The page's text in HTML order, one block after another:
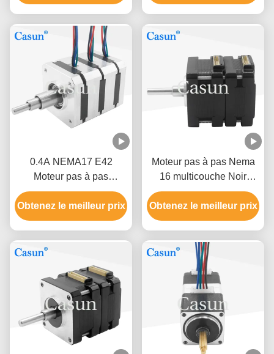
médicale
0.4A NEMA17 E42
Moteur pas à pas
bipolaire sérieux pour
équipement
d'automatisation
Obtenez le meilleur prix
Moteur pas à pas Nema
16 multicouche Noir
Couleur pour appareil
médical Certifications ISO
ROHS
Obtenez le meilleur prix